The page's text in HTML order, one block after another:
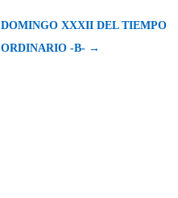
DOMINGO XXXII DEL TIEMPO
ORDINARIO -B- →